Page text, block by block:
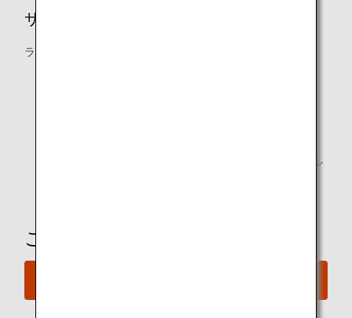
サービス内容
ラウンジによって以下の内容が異なる場合があります。
法律上飲酒が可能なご年齢のお客様にのみ、アルコール
ご予約の準備は整いましたか？